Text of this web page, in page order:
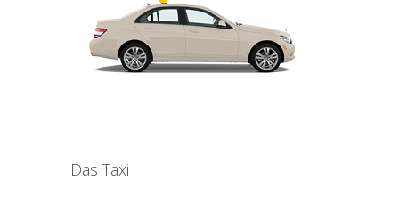
Das Taxi